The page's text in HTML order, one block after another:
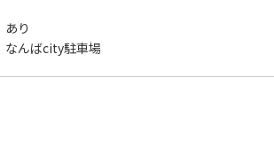
あり
なんばcity駐車場